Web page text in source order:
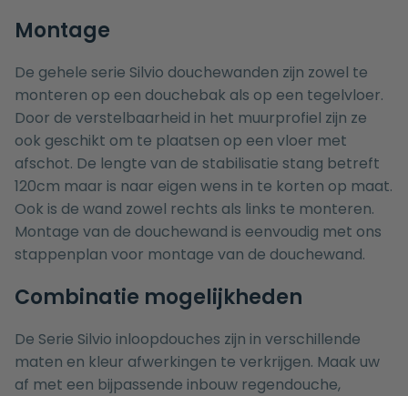
Montage
De gehele serie Silvio douchewanden zijn zowel te
monteren op een douchebak als op een tegelvloer.
Door de verstelbaarheid in het muurprofiel zijn ze
ook geschikt om te plaatsen op een vloer met
afschot. De lengte van de stabilisatie stang betreft
120cm maar is naar eigen wens in te korten op maat.
Ook is de wand zowel rechts als links te monteren.
Montage van de douchewand is eenvoudig met ons
stappenplan voor montage van de douchewand.
Combinatie mogelijkheden
De Serie Silvio inloopdouches zijn in verschillende
maten en kleur afwerkingen te verkrijgen. Maak uw
af met een bijpassende inbouw regendouche,